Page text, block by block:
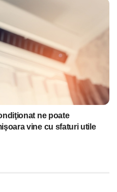
ne poate
vine cu sfaturi utile